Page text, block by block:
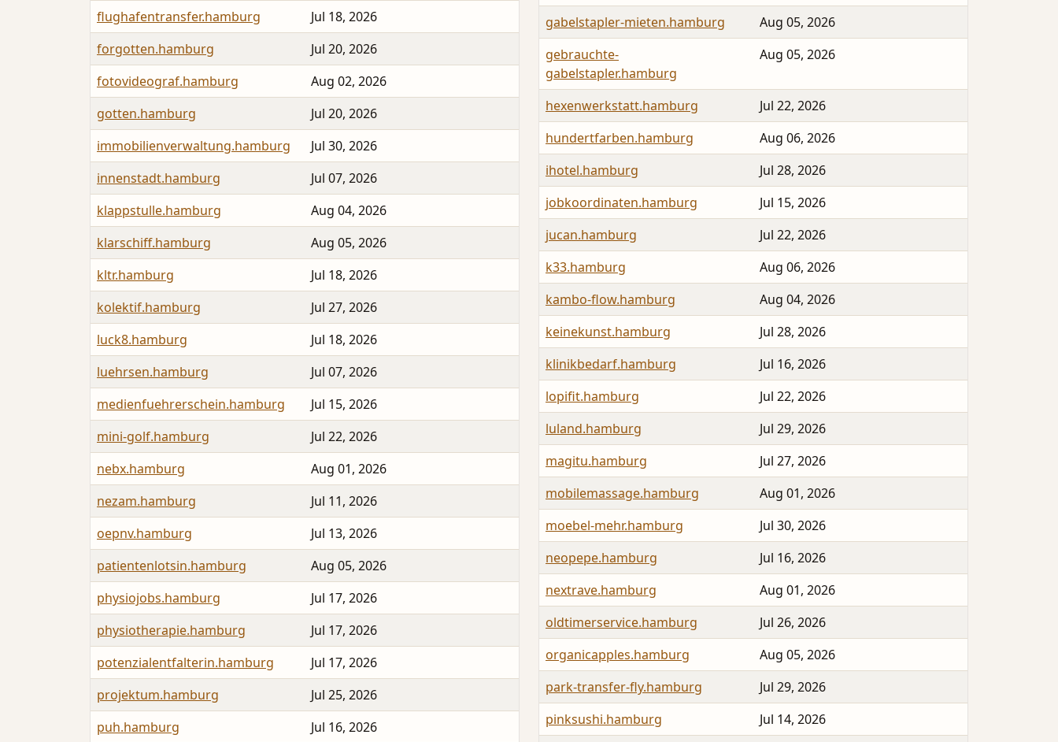
flughafentransfer.hamburg
Jul 18, 2026
forgotten.hamburg
Jul 20, 2026
fotovideograf.hamburg
Aug 02, 2026
gotten.hamburg
Jul 20, 2026
immobilienverwaltung.hamburg
Jul 30, 2026
innenstadt.hamburg
Jul 07, 2026
klappstulle.hamburg
Aug 04, 2026
klarschiff.hamburg
Aug 05, 2026
kltr.hamburg
Jul 18, 2026
kolektif.hamburg
Jul 27, 2026
luck8.hamburg
Jul 18, 2026
luehrsen.hamburg
Jul 07, 2026
medienfuehrerschein.hamburg
Jul 15, 2026
mini-golf.hamburg
Jul 22, 2026
nebx.hamburg
Aug 01, 2026
nezam.hamburg
Jul 11, 2026
oepnv.hamburg
Jul 13, 2026
patientenlotsin.hamburg
Aug 05, 2026
physiojobs.hamburg
Jul 17, 2026
physiotherapie.hamburg
Jul 17, 2026
potenzialentfalterin.hamburg
Jul 17, 2026
projektum.hamburg
Jul 25, 2026
puh.hamburg
Jul 16, 2026
gabelstapler-mieten.hamburg
Aug 05, 2026
gebrauchte-
gabelstapler.hamburg
Aug 05, 2026
hexenwerkstatt.hamburg
Jul 22, 2026
hundertfarben.hamburg
Aug 06, 2026
ihotel.hamburg
Jul 28, 2026
jobkoordinaten.hamburg
Jul 15, 2026
jucan.hamburg
Jul 22, 2026
k33.hamburg
Aug 06, 2026
kambo-flow.hamburg
Aug 04, 2026
keinekunst.hamburg
Jul 28, 2026
klinikbedarf.hamburg
Jul 16, 2026
lopifit.hamburg
Jul 22, 2026
luland.hamburg
Jul 29, 2026
magitu.hamburg
Jul 27, 2026
mobilemassage.hamburg
Aug 01, 2026
moebel-mehr.hamburg
Jul 30, 2026
neopepe.hamburg
Jul 16, 2026
nextrave.hamburg
Aug 01, 2026
oldtimerservice.hamburg
Jul 26, 2026
organicapples.hamburg
Aug 05, 2026
park-transfer-fly.hamburg
Jul 29, 2026
pinksushi.hamburg
Jul 14, 2026